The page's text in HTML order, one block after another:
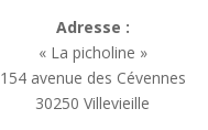
Adresse :
« La picholine »
154 avenue des Cévennes
30250 Villevieille